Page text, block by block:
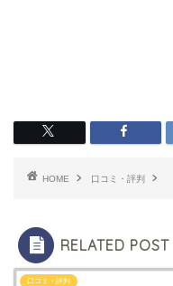
HOME 口コミ・評判
RELATED POST
口コミ・評判